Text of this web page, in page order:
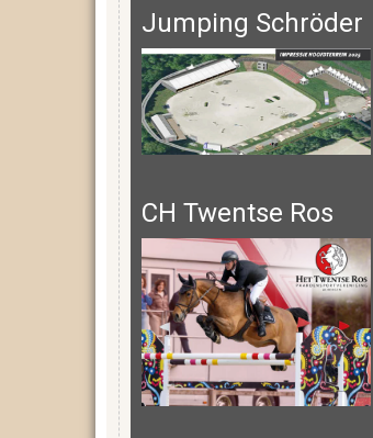
Jumping Schröder
CH Twentse Ros